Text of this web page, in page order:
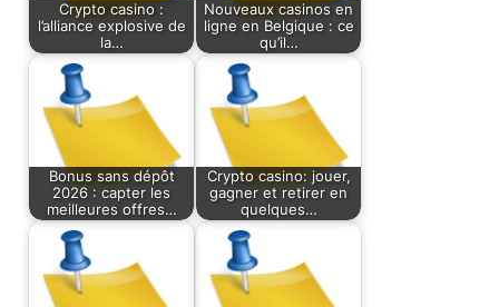
Crypto casino :
l’alliance explosive de
la…
Nouveaux casinos en
ligne en Belgique : ce
qu’il…
Bonus sans dépôt
2026 : capter les
meilleures offres…
Crypto casino: jouer,
gagner et retirer en
quelques…